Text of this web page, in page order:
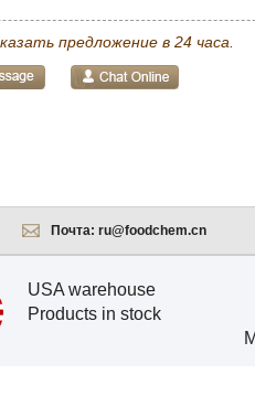
предложение в 24 часа.
Почта: ru@foodchem.cn
USA warehouse
Products in stock